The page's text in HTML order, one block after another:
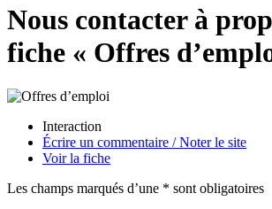
Nous contacter à
fiche « Offres
Interaction
Écrire un commentaire / Noter le site
Voir la fiche
Les champs marqués d’une * sont obligatoires